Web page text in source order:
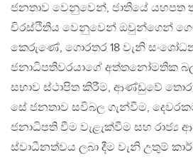
ජනතාව වෙනුවෙන්, ජාතියේ යහපත
චිරස්ථිතිය වෙනුවෙන් ඔවුන්ගෙන්
කෙරුණේ, ගොරතර 18 වැනි
ජනාධිපතිවරයාගේ අත්තනෝමතික
සභාව ස්ථාපිත කිරීම, ආණ්ඩුවේ
සේ ජනතාව සවිබල ගැන්වීම,
ජනාධිපති වීම වැළැක්වීම සහ රාජ්‍ය
ස්වාධීනත්වය ලබා දීම වැනි උතුම්